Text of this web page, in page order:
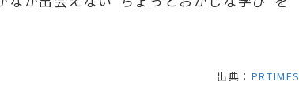
出典： PRTIMES